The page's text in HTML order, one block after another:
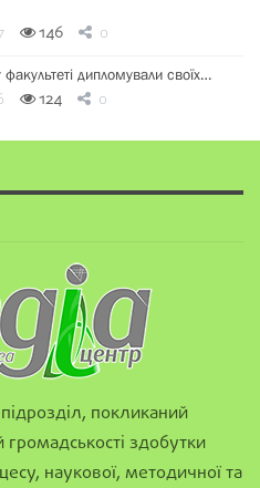
146 0
дипломували своїх…
124 0
покликаний
здобутки
наукової, методичної та